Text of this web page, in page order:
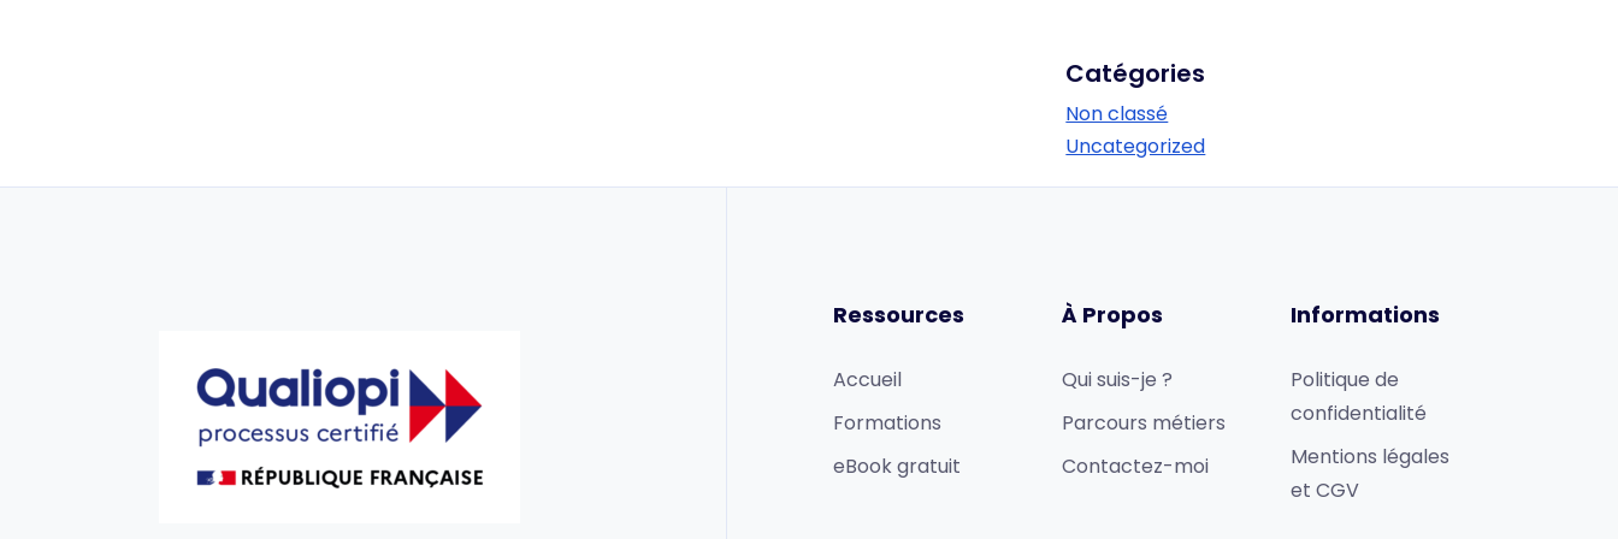
Catégories
Non classé
Uncategorized
Ressources
Accueil
Formations
eBook gratuit
À Propos
Qui suis-je ?
Parcours métiers
Contactez-moi
Informations
Politique de
confidentialité
Mentions légales
et CGV